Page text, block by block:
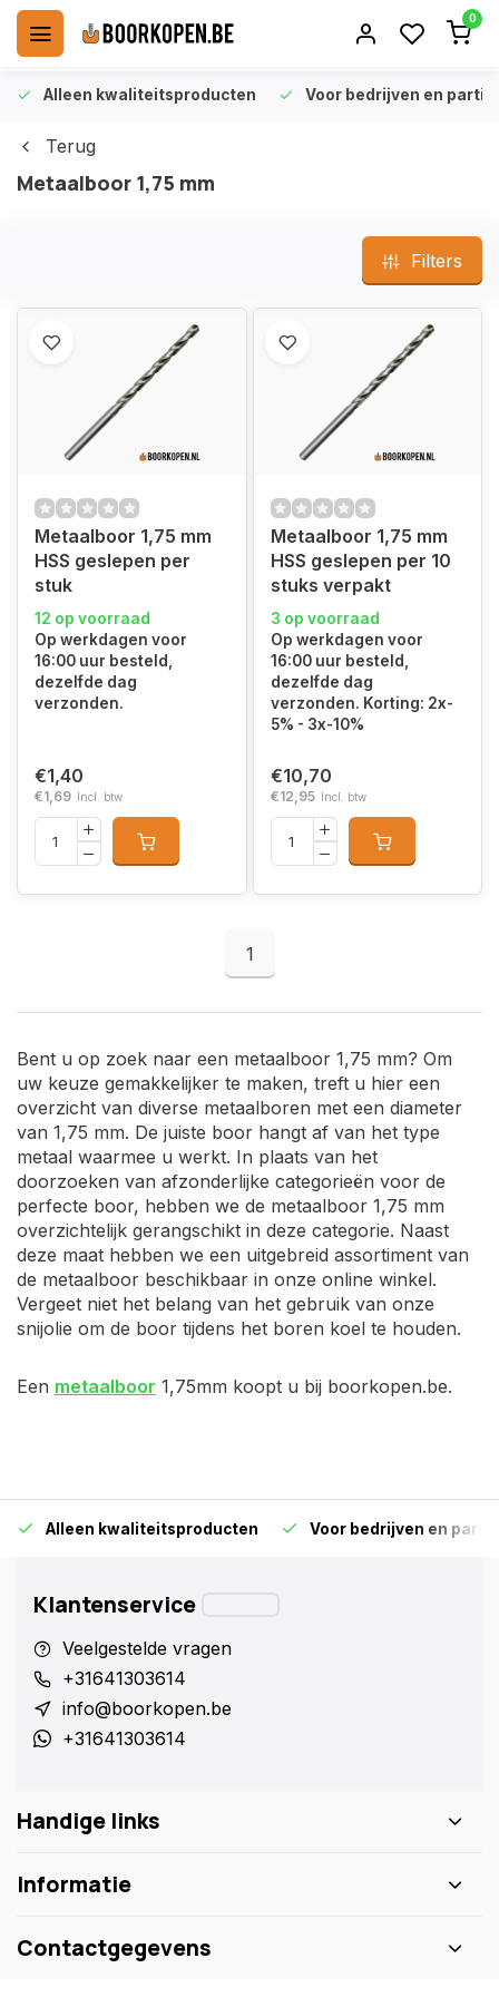
0
Alleen kwaliteitsproducten Voor bedrijven en
Terug
Metaalboor 1,75 mm
Filters
Metaalboor 1,75 mm
HSS geslepen per
stuk
12 op voorraad
Op werkdagen voor
16:00 uur besteld,
dezelfde dag
verzonden.
€1,40
€1,69 Incl. btw
Metaalboor 1,75 mm
HSS geslepen per 10
stuks verpakt
3 op voorraad
Op werkdagen voor
16:00 uur besteld,
dezelfde dag
verzonden. Korting: 2x-
5% - 3x-10%
€10,70
€12,95 Incl. btw
1
Bent u op zoek naar een metaalboor 1,75 mm? Om
uw keuze gemakkelijker te maken, treft u hier een
overzicht van diverse metaalboren met een diameter
van 1,75 mm. De juiste boor hangt af van het type
metaal waarmee u werkt. In plaats van het
doorzoeken van afzonderlijke categorieën voor de
perfecte boor, hebben we de metaalboor 1,75 mm
overzichtelijk gerangschikt in deze categorie. Naast
deze maat hebben we een uitgebreid assortiment van
de metaalboor beschikbaar in onze online winkel.
Vergeet niet het belang van het gebruik van onze
snijolie om de boor tijdens het boren koel te houden.
Een metaalboor 1,75mm koopt u bij boorkopen.be.
Alleen kwaliteitsproducten Voor bedrijven en
Klantenservice
Veelgestelde vragen
+31641303614
info@boorkopen.be
+31641303614
Handige links
Informatie
Contactgegevens